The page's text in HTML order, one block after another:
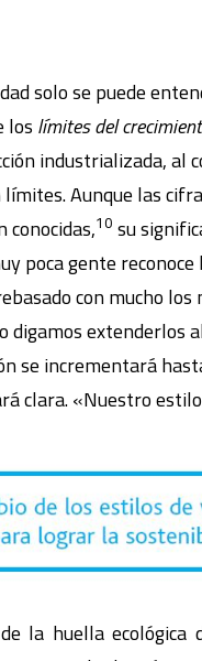
solo se puede
los límitesdel
industrializada,
Aunque las
conocidas,10 su
poca gente
con mucho
extenderlos
se incrementará
clara. «Nuestro
la huella ecológica